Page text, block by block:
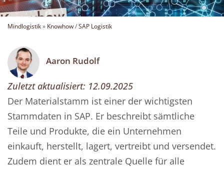
Mindlogistik» Knowhow/SAP Logistik
Aaron Rudolf
Zuletzt aktualisiert: 12.09.2025
Der Materialstamm ist einer der wichtigsten
Stammdaten in SAP. Er beschreibt sämtliche
Teile und Produkte, die ein Unternehmen
einkauft, herstellt, lagert, vertreibt und versendet.
Zudem dient er als zentrale Quelle für alle